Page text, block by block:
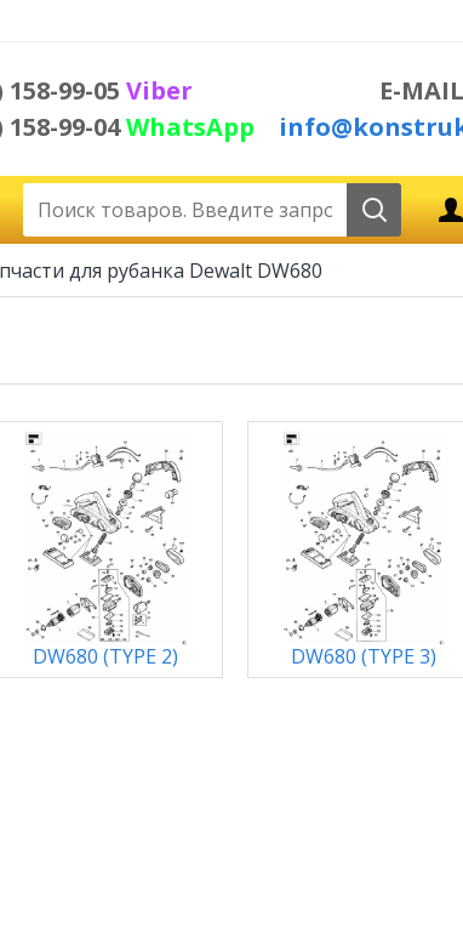
158-99-05 Viber
158-99-04WhatsApp
E-
для рубанка Dewalt DW680
DW680 (TYPE 2) DW680 (TYPE 3)